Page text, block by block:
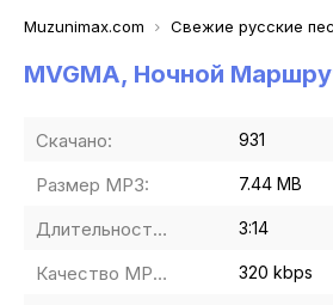
Muzunimax.com Свежие русские
MVGMA, Ночной
Скачано: 931
Размер MP3: 7.44 MB
Длительность MP3: 3:14
Качество MP3: 320 kbps